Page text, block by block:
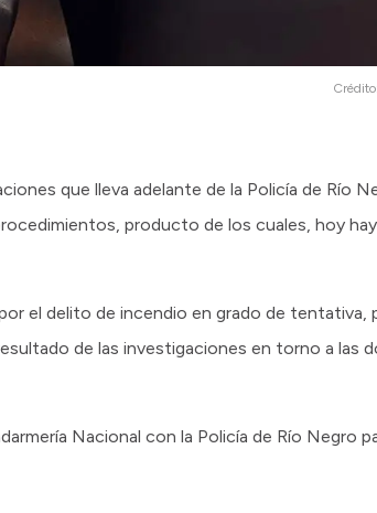
Crédito:
que lleva adelante de la Policía de Río
producto de los cuales, hoy hay
el delito de incendio en grado de tentativa,
de las investigaciones en torno a las
Nacional con la Policía de Río Negro